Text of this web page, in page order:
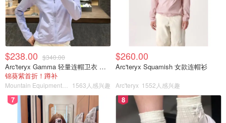
$238.00 $340.00
Arc'teryx Gamma 轻量连帽卫衣 女款
锦葵紫首折！蹲补
1563人感兴趣
$260.00
Arc'teryx Squamish 女款连帽衫
Arc'teryx 1552人感兴趣
7 8